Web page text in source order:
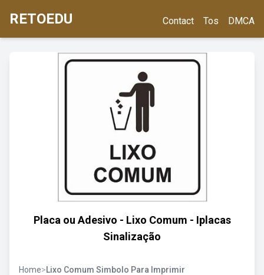
RETOEDU Contact Tos DMCA
Placa ou Adesivo - Lixo Comum - Iplacas
Sinalização
Home>Lixo Comum Simbolo Para Imprimir